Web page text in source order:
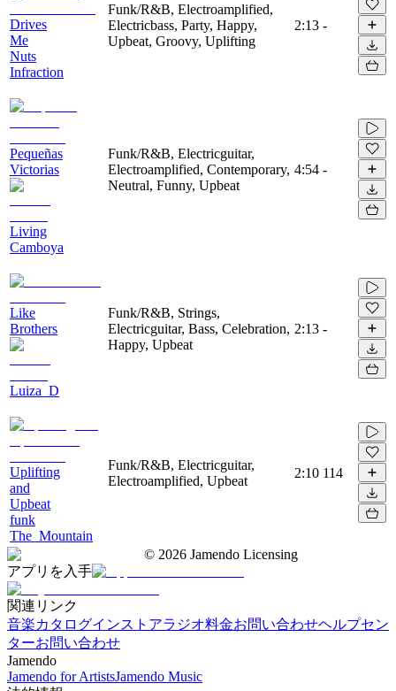
Drives
Me
Nuts
Infraction
Funk/R&B, Electroamplified,
Electricbass, Party, Happy,
Upbeat, Groovy, Uplifting
2:13 -
Pequeñas
Victorias
Living
Camboya
Funk/R&B, Electricguitar,
Electroamplified, Contemporary,
Neutral, Funny, Upbeat
4:54 -
Like
Brothers
Luiza_D
Funk/R&B, Strings,
Electricguitar, Bass, Celebration,
Happy, Upbeat
2:13 -
Uplifting
and
Upbeat
funk
The_Mountain
Funk/R&B, Electricguitar,
Electroamplified, Upbeat
2:10 114
© 2026 Jamendo Licensing
アプリを入手
関連リンク
音楽カタログインストアラジオ料金お問い合わせヘルプセン
ターお問い合わせ
Jamendo
Jamendo for ArtistsJamendo Music